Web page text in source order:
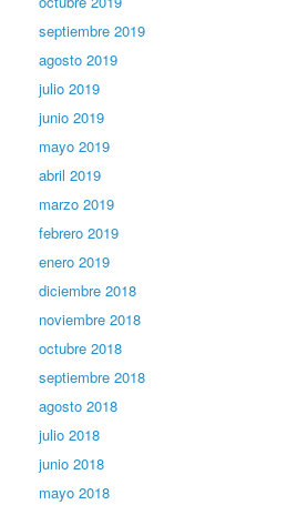
septiembre 2019
agosto 2019
julio 2019
junio 2019
mayo 2019
abril 2019
marzo 2019
febrero 2019
enero 2019
diciembre 2018
noviembre 2018
octubre 2018
septiembre 2018
agosto 2018
julio 2018
junio 2018
mayo 2018